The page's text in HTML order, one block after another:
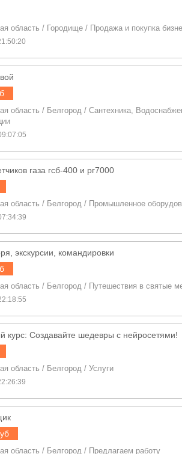
область / Городище / Продажа и покупка
область / Белгород /Сантехника,
газа гсб-400 и рг7000
область / Белгород / Промышленное
экскурсии, командировки
область / Белгород / Путешествия в святые
курс: Создавайте шедевры с нейросетями!
область / Белгород /Услуги
область / Белгород / Предлагаем работу